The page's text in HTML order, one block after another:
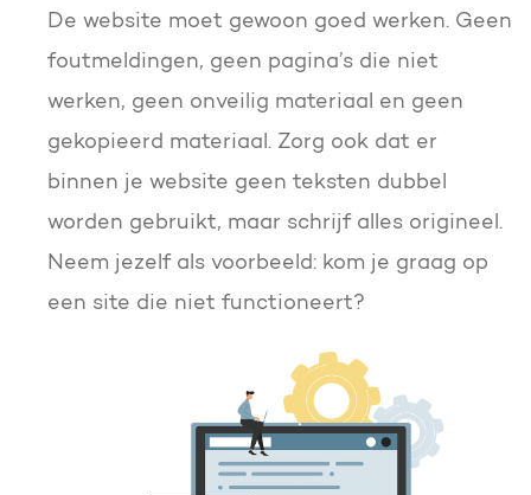
De website moet gewoon goed werken. Geen
foutmeldingen, geen pagina’s die niet
werken, geen onveilig materiaal en geen
gekopieerd materiaal. Zorg ook dat er
binnen je website geen teksten dubbel
worden gebruikt, maar schrijf alles origineel.
Neem jezelf als voorbeeld: kom je graag op
een site die niet functioneert?